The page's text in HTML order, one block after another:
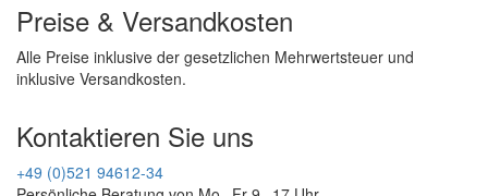
Preise & Versandkosten
Alle Preise inklusive der gesetzlichen Mehrwertsteuer und
inklusive Versandkosten.
Kontaktieren Sie uns
+49 (0)521 94612-34